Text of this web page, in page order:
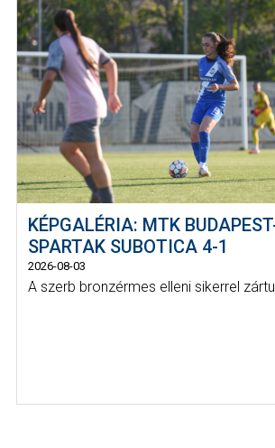
KÉPGALÉRIA: MTK
SPARTAK SUBOTICA 4-1
2026-08-03
A szerb bronzérmes elleni sikerrel